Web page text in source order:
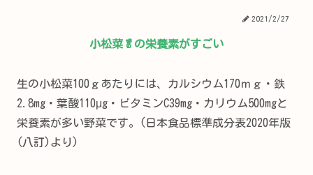
2021/2/27
小松菜🥬の栄養素がすごい
生の小松菜100ｇあたりには、カルシウム170ｍｇ・鉄
2.8mg・葉酸110μg・ビタミンC39mg・カリウム500mgと
栄養素が多い野菜です。(日本食品標準成分表2020年版
(八訂)より)